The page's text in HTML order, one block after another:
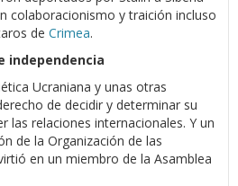
colaboracionismo y traición incluso
de Crimea.
independencia
Ucraniana y unas otras
de decidir y determinar su
las relaciones internacionales. Y un
de la Organización de las
en un miembro de la Asamblea